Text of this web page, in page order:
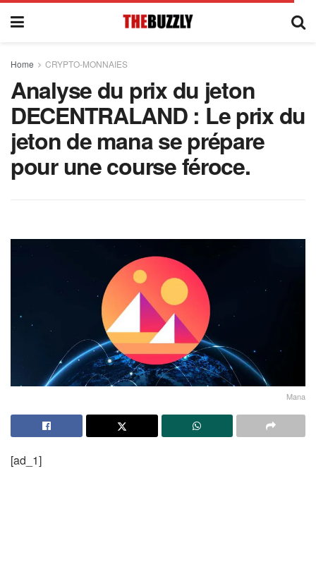
Home CRYPTO-MONNAIES
Analyse du prix du jeton
DECENTRALAND : Le prix du
jeton de mana se prépare
pour une course féroce.
Mana
[ad_1]